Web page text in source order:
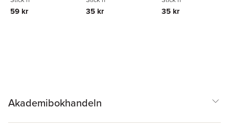
59 kr 35 kr 35 kr
Akademibokhandeln